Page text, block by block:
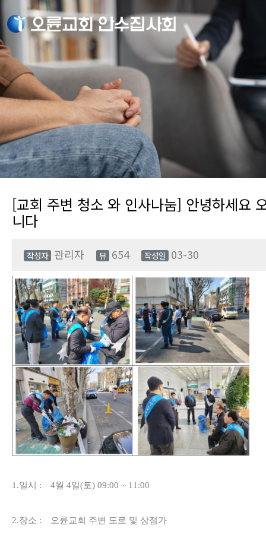
[교회 주변 청소 와 인사나눔] 안녕하세요
니다
작성자 관리자 뷰 654 작성일 03-30
1.일시 : 4월 4일(토) 09:00 ~ 11:00
2.장소 : 오륜교회 주변 도로 및 상점가